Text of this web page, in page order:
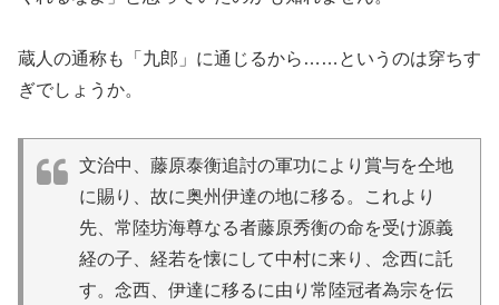
蔵人の通称も「九郎」に通じるから……というのは穿ちす
ぎでしょうか。
文治中、藤原泰衡追討の軍功により賞与を仝地
に賜り、故に奥州伊達の地に移る。これより
先、常陸坊海尊なる者藤原秀衡の命を受け源義
経の子、経若を懐にして中村に来り、念西に託
す。念西、伊達に移るに由り常陸冠者為宗を伝